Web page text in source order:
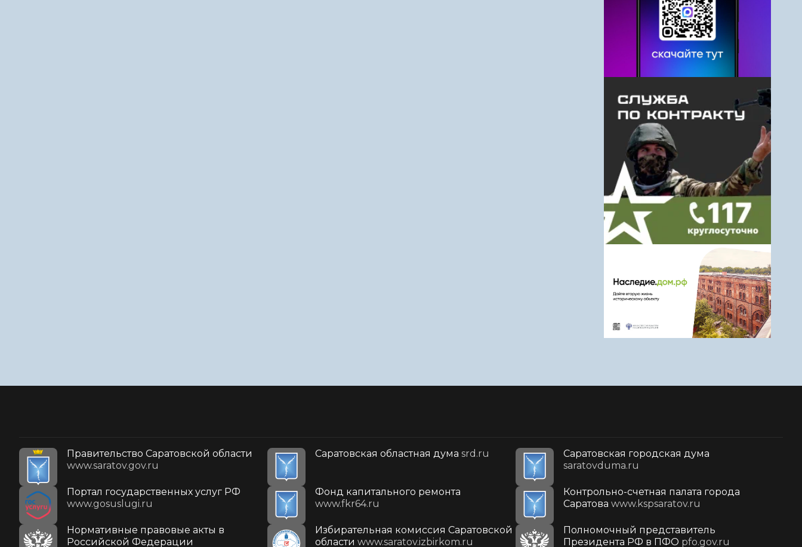
Правительство Саратовской области
www.saratov.gov.ru
Саратовская областная дума srd.ru
Саратовская городская дума
saratovduma.ru
Портал государственных услуг РФ
www.gosuslugi.ru
Фонд капитального ремонта
www.fkr64.ru
Контрольно-счетная палата города
Саратова www.kspsaratov.ru
Нормативные правовые акты в
Российской Федерации
Избирательная комиссия Саратовской
области www.saratov.izbirkom.ru
Полномочный представитель
Президента РФ в ПФО pfo.gov.ru